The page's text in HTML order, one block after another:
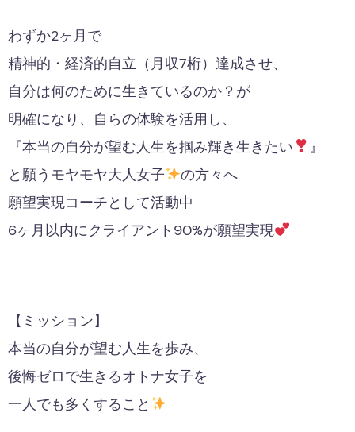
わずか2ヶ月で
精神的・経済的自立（月収7桁）達成させ、
自分は何のために生きているのか？が
明確になり、自らの体験を活用し、
『本当の自分が望む人生を掴み輝き生きたい
』
と願うモヤモヤ大人女子
の方々へ
願望実現コーチとして活動中
6ヶ月以内にクライアント90%が願望実現
【ミッション】
本当の自分が望む人生を歩み、
後悔ゼロで生きるオトナ女子を
一人でも多くすること